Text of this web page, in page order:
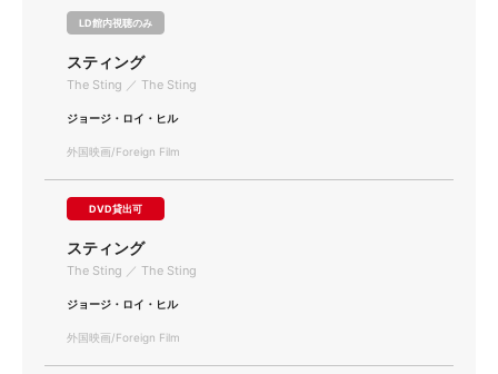
LD館内視聴のみ
スティング
The Sting ／ The Sting
ジョージ・ロイ・ヒル
外国映画/Foreign Film
DVD貸出可
スティング
The Sting ／ The Sting
ジョージ・ロイ・ヒル
外国映画/Foreign Film